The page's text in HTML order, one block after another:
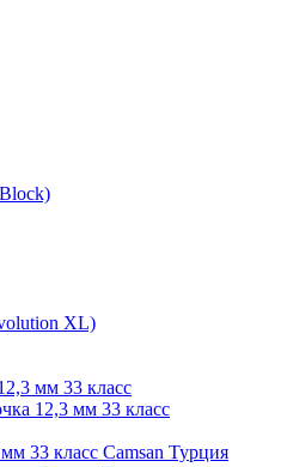
XL)
мм 33 класс
12,3 мм 33 класс
33 класс Camsan Турция